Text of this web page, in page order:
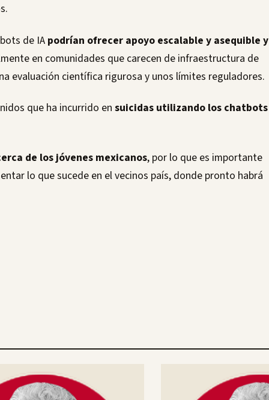
de IA podrían ofrecer apoyo escalable y asequible y
en comunidades que carecen de infraestructura de
evaluación científica rigurosa y unos límites reguladores.
que ha incurrido ensuicidas utilizando los chatbots
de los jóvenes mexicanos, por lo que es importante
lo que sucede en el vecinos país, donde pronto habrá